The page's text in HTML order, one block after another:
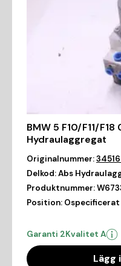
BMW 5 F10/F11/
Hydraulaggregat
Originalnummer:
Delkod:Abs
Produktnummer:
Position: Ospecificerat
Garanti 2Kvalitet A
Lägg